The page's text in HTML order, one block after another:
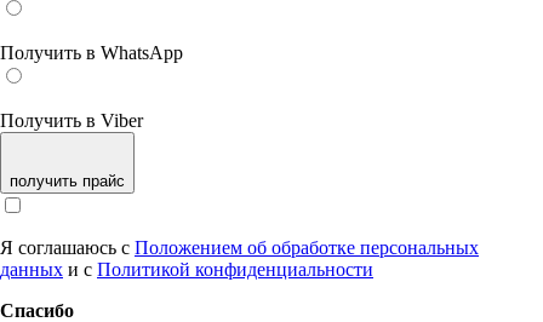
Получить в WhatsApp
Получить в Viber
получить прайс
Я соглашаюсь с Положением об обработке персональных
данных и с Политикой конфиденциальности
Спасибо